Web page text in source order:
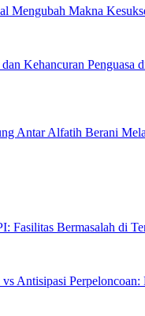
Mengubah Makna
Kehancuran Penguasa
Antar Alfatih Berani
Fasilitas Bermasalah di
vs Antisipasi